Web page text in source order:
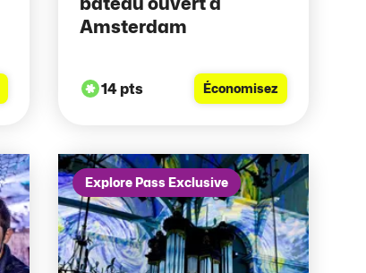
Amsterdam
14 pts Économisez
Explore Pass Exclusive